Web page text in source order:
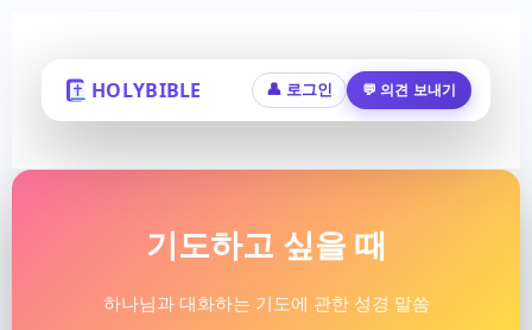
HOLYBIBLE 👤 로그인 💬 의견 보내기
기도하고 싶을 때
하나님과 대화하는 기도에 관한 성경 말씀